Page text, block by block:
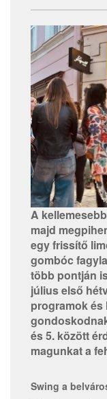
A
majd
egy frissítő
gombóc
több pontján
július első
programok
és 5. között
magunkat a
Swing a